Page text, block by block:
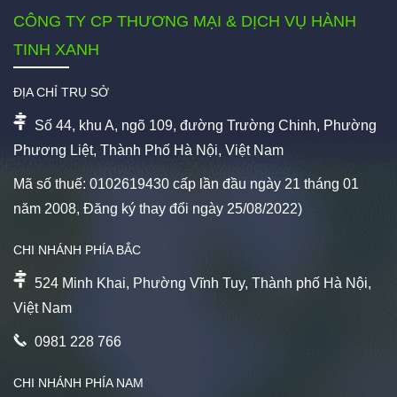
CÔNG TY CP THƯƠNG MẠI & DỊCH VỤ HÀNH
TINH XANH
ĐỊA CHỈ TRỤ SỞ
Số 44, khu A, ngõ 109, đường Trường Chinh, Phường
Phương Liệt, Thành Phố Hà Nội, Việt Nam
Mã số thuế: 0102619430 cấp lần đầu ngày 21 tháng 01
năm 2008, Đăng ký thay đổi ngày 25/08/2022)
CHI NHÁNH PHÍA BẮC
524 Minh Khai, Phường Vĩnh Tuy, Thành phố Hà Nội,
Việt Nam
0981 228 766
CHI NHÁNH PHÍA NAM